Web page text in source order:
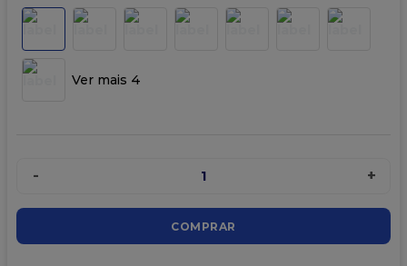
Ver mais 4
- 1 +
COMPRAR